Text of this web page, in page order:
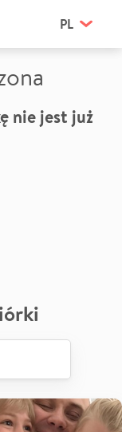
PL
nie jest już